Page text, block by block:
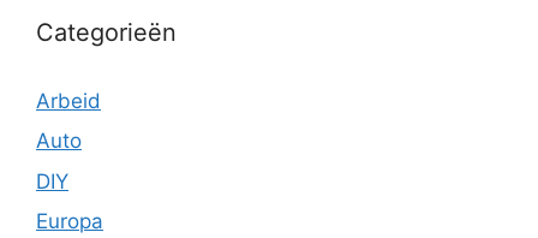
Categorieën
Arbeid
Auto
DIY
Europa